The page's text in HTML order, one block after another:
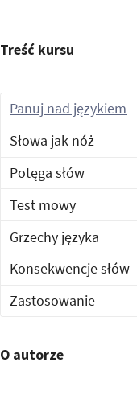
Treść kursu
Panuj nad językiem
Słowa jak nóż
Potęga słów
Test mowy
Grzechy języka
Konsekwencje słów
Zastosowanie
O autorze